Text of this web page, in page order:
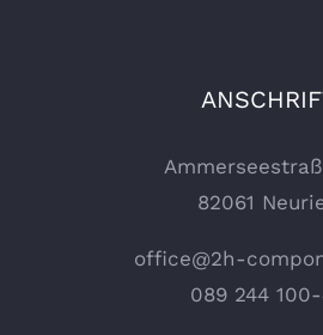
82061
office@2h-
089 244